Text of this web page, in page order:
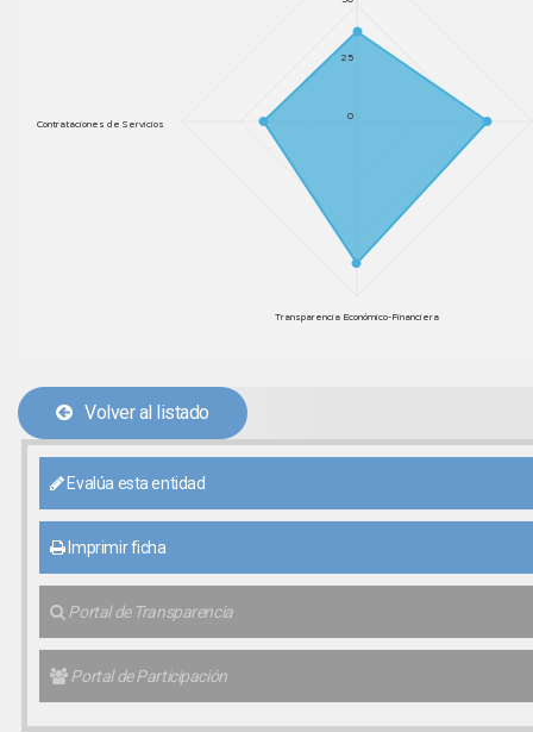
Transparencia Económico-Financiera
Contrataciones de Servicios
0
25
Volver al listado
Evalúa esta entidad
Imprimir ficha
Portal de Transparencia
Portal de Participación